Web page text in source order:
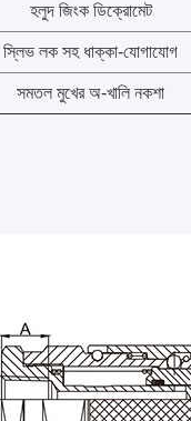
হলুদ জিংক ডিক্রোমেট
স্লিভ লক সহ ধাক্কা-যোগাযোগ
সমতল মুখের অ-খালি নকশা